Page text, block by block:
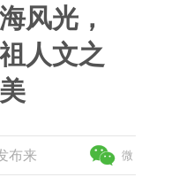
风光，
人文之
美
布来 微